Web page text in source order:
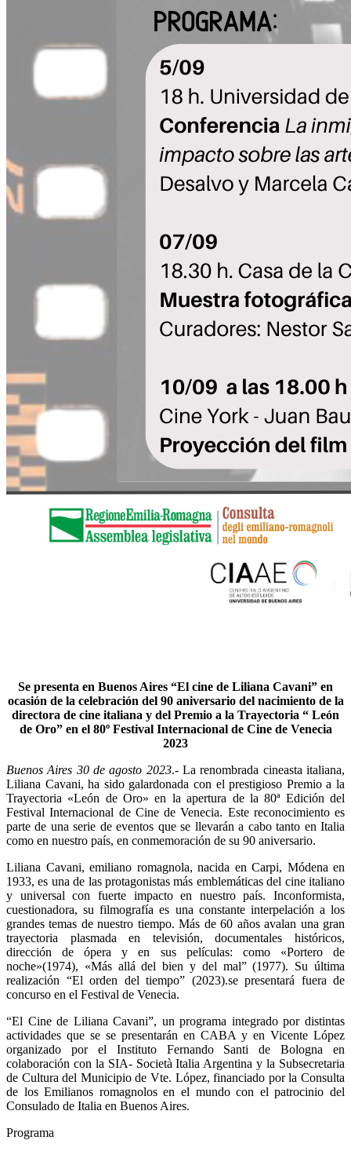
Se presenta en Buenos Aires “El cine de Liliana Cavani” en
ocasión de la celebración del 90 aniversario del nacimiento de la
directora de cine italiana y del Premio a la Trayectoria “ León
de Oro” en el 80º Festival Internacional de Cine de Venecia
2023
Buenos Aires 30 de agosto 2023.- La renombrada cineasta italiana,
Liliana Cavani, ha sido galardonada con el prestigioso Premio a la
Trayectoria «León de Oro» en la apertura de la 80ª Edición del
Festival Internacional de Cine de Venecia. Este reconocimiento es
parte de una serie de eventos que se llevarán a cabo tanto en Italia
como en nuestro país, en conmemoración de su 90 aniversario.
Liliana Cavani, emiliano romagnola, nacida en Carpi, Módena en
1933, es una de las protagonistas más emblemáticas del cine italiano
y universal con fuerte impacto en nuestro país. Inconformista,
cuestionadora, su filmografía es una constante interpelación a los
grandes temas de nuestro tiempo. Más de 60 años avalan una gran
trayectoria plasmada en televisión, documentales históricos,
dirección de ópera y en sus películas: como «Portero de
noche»(1974), «Más allá del bien y del mal” (1977). Su última
realización “El orden del tiempo” (2023).se presentará fuera de
concurso en el Festival de Venecia.
“El Cine de Liliana Cavani”, un programa integrado por distintas
actividades que se se presentarán en CABA y en Vicente López
organizado por el Instituto Fernando Santi de Bologna en
colaboración con la SIA- Società Italia Argentina y la Subsecretaria
de Cultura del Municipio de Vte. López, financiado por la Consulta
de los Emilianos romagnolos en el mundo con el patrocinio del
Consulado de Italia en Buenos Aires.
Programa